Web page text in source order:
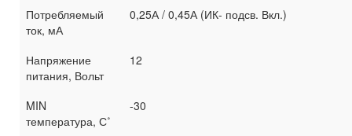
Потребляемый
ток, мА
0,25А / 0,45А (ИК- подсв. Вкл.)
Напряжение
питания, Вольт
12
MIN
температура, С˚
-30